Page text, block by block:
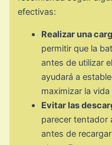
efectivas:
Realizar una
permitir que la
antes de utilizar
ayudará a
maximizar la
Evitar las
parecer tentador
antes de